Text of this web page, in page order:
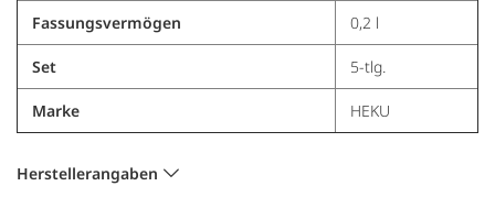
Fassungsvermögen 0,2 l
Set 5-tlg.
Marke HEKU
Herstellerangaben